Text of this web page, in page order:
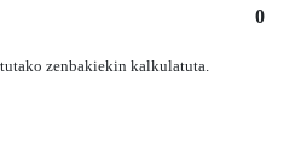
0
zenbakiekin kalkulatuta.